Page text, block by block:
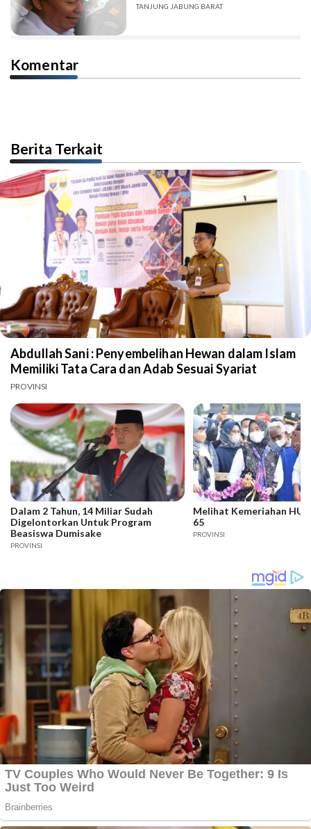
TANJUNG JABUNG BARAT
Komentar
Berita Terkait
Abdullah Sani : Penyembelihan Hewan dalam Islam
Memiliki Tata Cara dan Adab Sesuai Syariat
PROVINSI
Dalam 2 Tahun, 14 Miliar Sudah
Digelontorkan Untuk Program
Beasiswa Dumisake
PROVINSI
Melihat Kemeriahan
65
PROVINSI